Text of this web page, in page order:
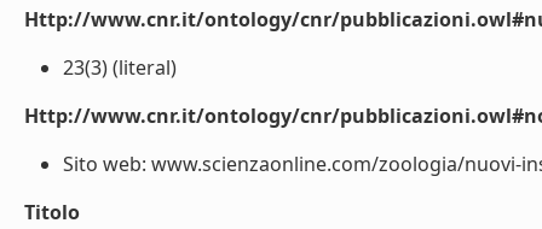
Http://www.cnr.it/ontology/cnr/
23(3) (literal)
Http://www.cnr.it/ontology/cnr/
Sito web: www.scienzaonline.com/zoologia/nuovi-
Titolo